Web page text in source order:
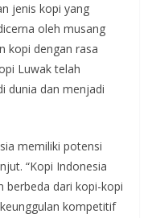
jenis kopi yang
oleh musang
kopi dengan rasa
Luwak telah
dunia dan menjadi
memiliki potensi
“Kopi Indonesia
berbeda dari kopi-kopi
kompetitif